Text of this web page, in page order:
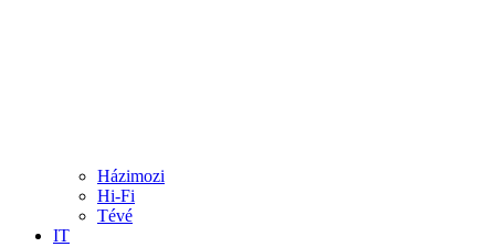
Házimozi
Hi-Fi
Tévé
IT